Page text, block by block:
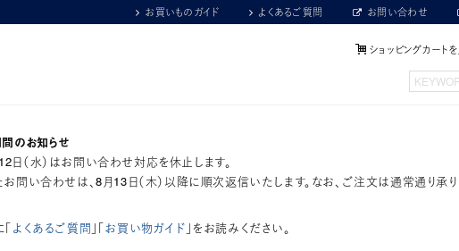
お買いものガイド よくあるご質問 お問い合わせ
ショッピングカート
のお知らせ
日（水）はお問い合わせ対応を休止します。
問い合わせは、8月13日（木）以降に順次返信いたします。なお、ご注文は通常通り承り
よくあるご質問 」「お買い物ガイド 」をお読みください。